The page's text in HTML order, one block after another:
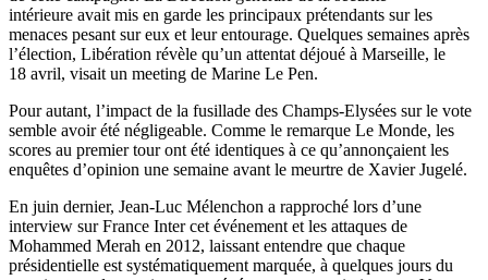
intérieure avait mis en garde les principaux prétendants sur les
menaces pesant sur eux et leur entourage. Quelques semaines après
l’élection, Libération révèle qu’un attentat déjoué à Marseille, le
18 avril, visait un meeting de Marine Le Pen.
Pour autant, l’impact de la fusillade des Champs-Elysées sur le vote
semble avoir été négligeable. Comme le remarque Le Monde, les
scores au premier tour ont été identiques à ce qu’annonçaient les
enquêtes d’opinion une semaine avant le meurtre de Xavier Jugelé.
En juin dernier, Jean-Luc Mélenchon a rapproché lors d’une
interview surFrance Intercet événement et les attaques de
Mohammed Merah en 2012, laissant entendre que chaque
présidentielle est systématiquement marquée, à quelques jours du